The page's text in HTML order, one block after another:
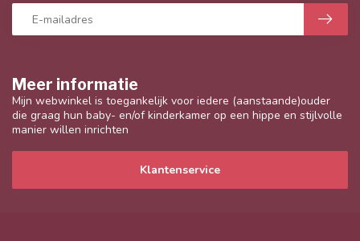
Meer informatie
Mijn webwinkel is toegankelijk voor iedere (aanstaande)ouder
die graag hun baby- en/of kinderkamer op een hippe en stijlvolle
manier willen inrichten
Klantenservice